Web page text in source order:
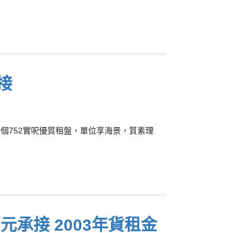
752實呎優質租盤，單位享海景，質素理
承接 2003年貨租金